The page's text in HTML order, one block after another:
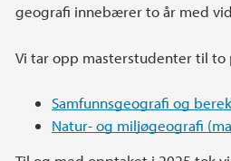
geografi innebærer to år med
Vi tar opp masterstudenter til to
Samfunnsgeografi og
Natur- og miljøgeografi